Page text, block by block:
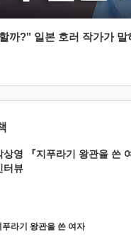
까?" 일본 호러 작가가
상영 『지푸라기 왕관을 쓴
터뷰
푸라기 왕관을 쓴 여자